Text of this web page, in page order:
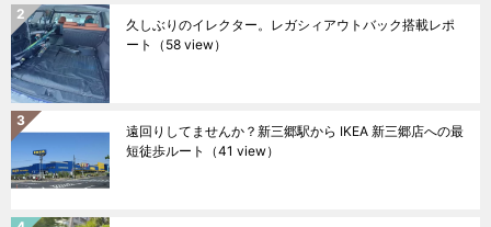
久しぶりのイレクター。レガシィアウトバック搭載レポ
ート
（58 view）
遠回りしてませんか？新三郷駅から IKEA 新三郷店への最
短徒歩ルート
（41 view）